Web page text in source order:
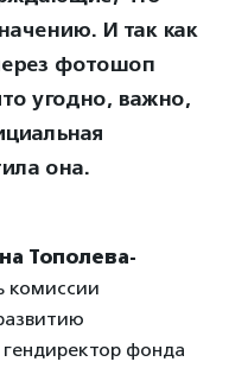
И так как
фотошоп
угодно, важно,
она.
Тополева-
комиссии
фонда